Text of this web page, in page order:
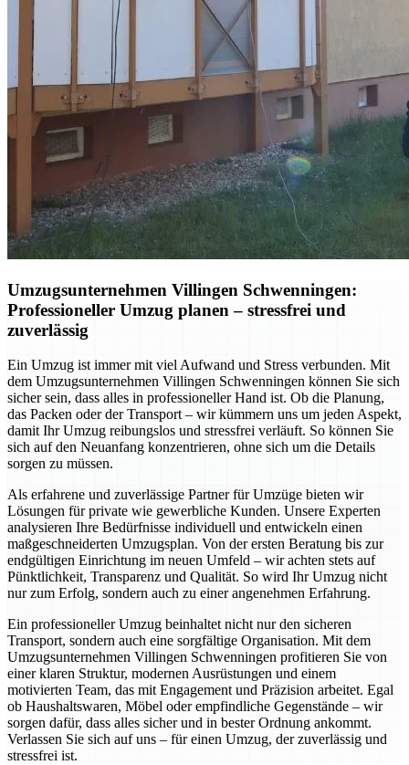
Umzugsunternehmen Villingen Schwenningen:
Professioneller Umzug planen – stressfrei und
zuverlässig
Ein Umzug ist immer mit viel Aufwand und Stress verbunden. Mit
dem Umzugsunternehmen Villingen Schwenningen können Sie sich
sicher sein, dass alles in professioneller Hand ist. Ob die Planung,
das Packen oder der Transport – wir kümmern uns um jeden Aspekt,
damit Ihr Umzug reibungslos und stressfrei verläuft. So können Sie
sich auf den Neuanfang konzentrieren, ohne sich um die Details
sorgen zu müssen.
Als erfahrene und zuverlässige Partner für Umzüge bieten wir
Lösungen für private wie gewerbliche Kunden. Unsere Experten
analysieren Ihre Bedürfnisse individuell und entwickeln einen
maßgeschneiderten Umzugsplan. Von der ersten Beratung bis zur
endgültigen Einrichtung im neuen Umfeld – wir achten stets auf
Pünktlichkeit, Transparenz und Qualität. So wird Ihr Umzug nicht
nur zum Erfolg, sondern auch zu einer angenehmen Erfahrung.
Ein professioneller Umzug beinhaltet nicht nur den sicheren
Transport, sondern auch eine sorgfältige Organisation. Mit dem
Umzugsunternehmen Villingen Schwenningen profitieren Sie von
einer klaren Struktur, modernen Ausrüstungen und einem
motivierten Team, das mit Engagement und Präzision arbeitet. Egal
ob Haushaltswaren, Möbel oder empfindliche Gegenstände – wir
sorgen dafür, dass alles sicher und in bester Ordnung ankommt.
Verlassen Sie sich auf uns – für einen Umzug, der zuverlässig und
stressfrei ist.